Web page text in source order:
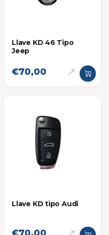
Llave KD 46 Tipo
Jeep
€70,00
Llave KD tipo Audi